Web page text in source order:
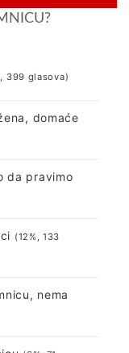
399 glasova)
domaće
da pravimo
(12%, 133
nema